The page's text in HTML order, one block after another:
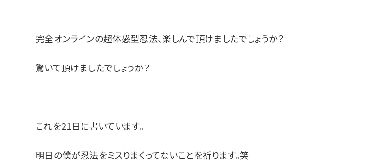
完全オンラインの超体感型忍法、楽しんで頂けましたでしょうか？
驚いて頂けましたでしょうか？
これを21日に書いています。
明日の僕が忍法をミスりまくってないことを祈ります。笑